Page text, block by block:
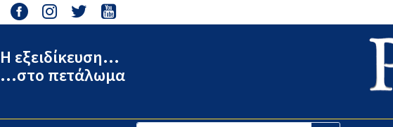
Η εξειδίκευση...
...στο πετάλωμα